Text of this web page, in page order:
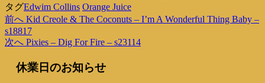
タグEdwim Collins Orange Juice
投
稿
ナ
過
去
の
前へ Kid Creole & The Coconuts – I’m A Wonderful Thing Baby –
s18817
次
次へ Pixies – Dig For Fire – s23114
休業日のお知らせ